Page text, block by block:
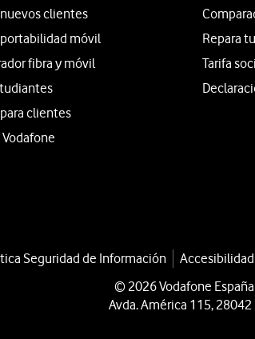
clientes
móvil
fibra y móvil
clientes
Repara
Tarifa
Seguridad de Información Accesibilidad
© 2026 Vodafone España
Avda. América 115, 28042